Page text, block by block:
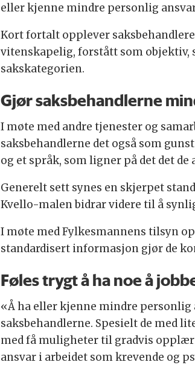
eller kjenne mindre personlig
Kort fortalt opplever
vitenskapelig, forstått som objektiv,
sakskategorien.
Gjør saksbehandlerne
I møte med andre tjenester og
saksbehandlerne det også som
og et språk, som ligner på det det de
Generelt sett synes en skjerpet
Kvello-malen bidrar videre til å
I møte med Fylkesmannens tilsyn
standardisert informasjon gjør de
Føles trygt å ha noe å
«Å ha eller kjenne mindre
saksbehandlerne. Spesielt de med
med få muligheter til gradvis
ansvar i arbeidet som krevende og